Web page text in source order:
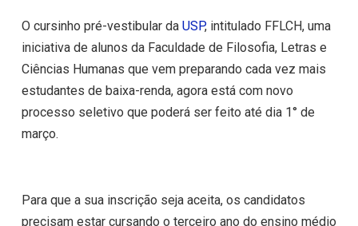
O cursinho pré-vestibular da USP, intitulado FFLCH, uma
iniciativa de alunos da Faculdade de Filosofia, Letras e
Ciências Humanas que vem preparando cada vez mais
estudantes de baixa-renda, agora está com novo
processo seletivo que poderá ser feito até dia 1° de
março.
Para que a sua inscrição seja aceita, os candidatos
precisam estar cursando o terceiro ano do ensino médio